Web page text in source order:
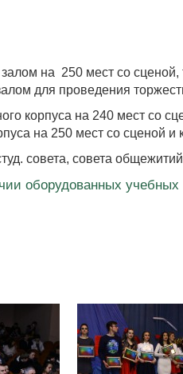
на 250 мест со
для проведения
корпуса на 240 мест со
на 250 мест со сценой
совета, совета
оборудованных учебных